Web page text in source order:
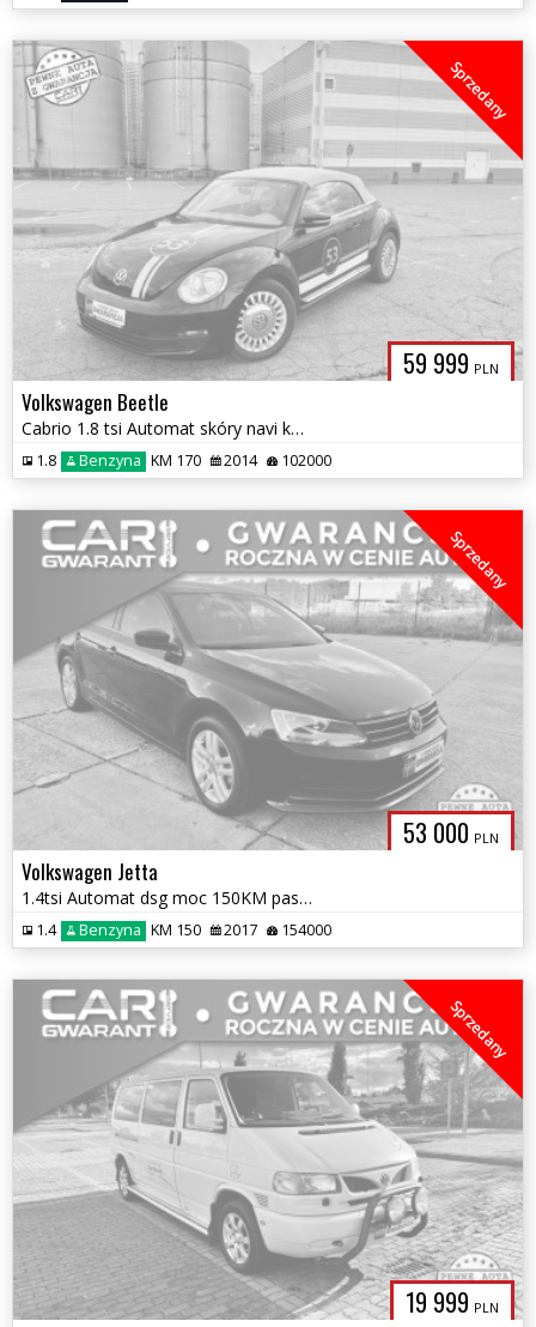
59 999 PLN
Sprzedany
Volkswagen Beetle
Cabrio 1.8 tsi Automat skóry navi kamera klima 102tys km 1R.GWARANCJI
1.8 Benzyna KM 170 2014 102000
53 000 PLN
Sprzedany
Volkswagen Jetta
1.4tsi Automat dsg moc 150KM pasek kamera klima zamiana 1rok gwaran
1.4 Benzyna KM 150 2017 154000
19 999 PLN
Sprzedany